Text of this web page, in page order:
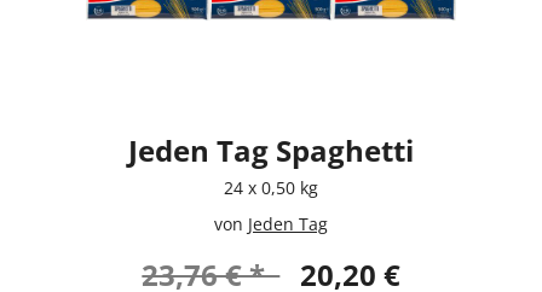
Jeden Tag Spaghetti
24 x 0,50 kg
von Jeden Tag
23,76 € * 20,20 €